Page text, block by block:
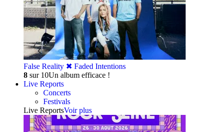
False Reality ✖︎ Faded Intentions
8 sur 10Un album efficace !
Live Reports
Concerts
Festivals
Live ReportsVoir plus